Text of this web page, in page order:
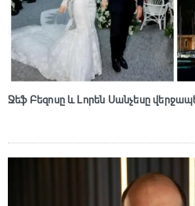
Ջեֆ Բեզոսը և Լորեն Սանչեսը